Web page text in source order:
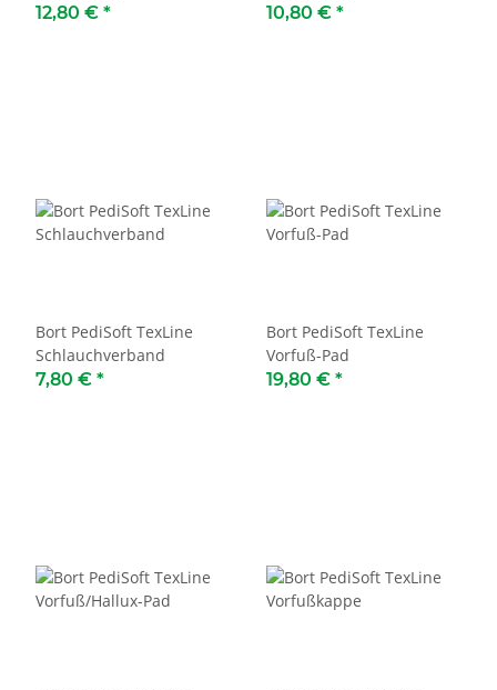
12,80 € *
10,80 € *
Bort PediSoft TexLine
Schlauchverband
7,80 € *
Bort PediSoft TexLine
Vorfuß-Pad
19,80 € *